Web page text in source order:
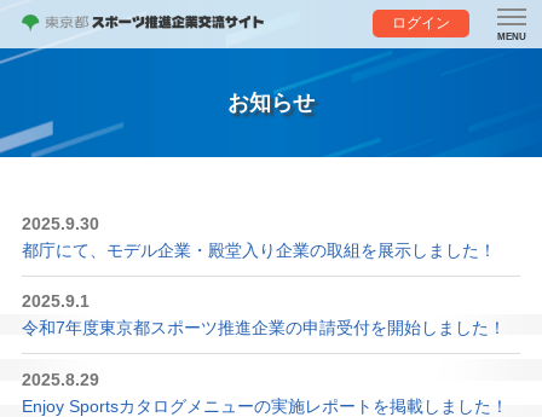
ログイン
お知らせ
2025.9.30
都庁にて、モデル企業・殿堂入り企業の取組を展示しました！
2025.9.1
令和7年度東京都スポーツ推進企業の申請受付を開始しました！
2025.8.29
Enjoy Sportsカタログメニューの実施レポートを掲載しました！